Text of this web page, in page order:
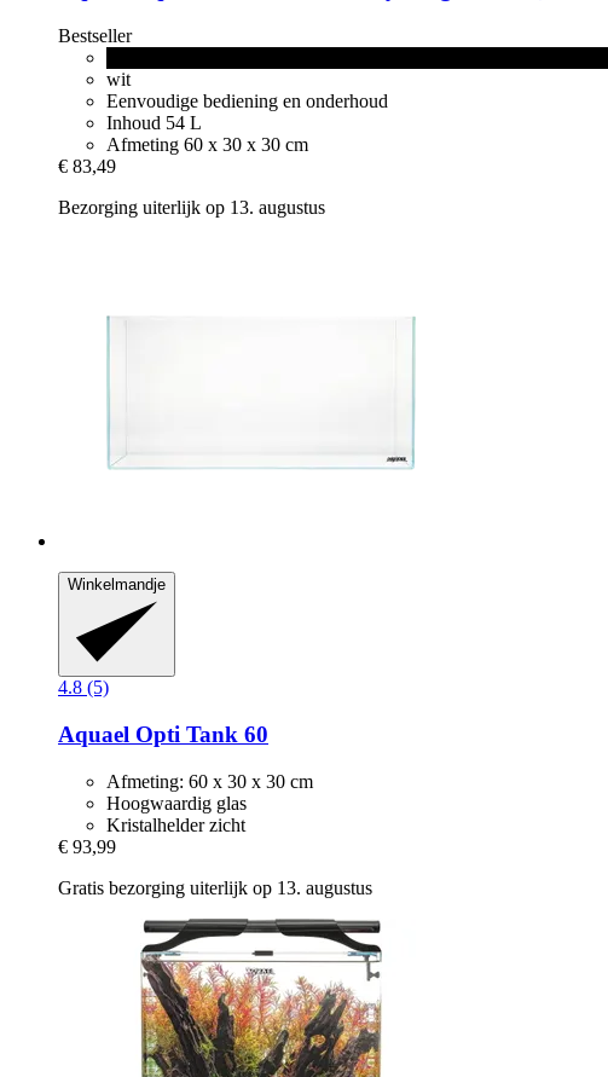
Bestseller
wit
Eenvoudige bediening en onderhoud
Inhoud 54 L
Afmeting 60 x 30 x 30 cm
€ 83,49
Bezorging uiterlijk op 13. augustus
Winkelmandje
4.8 (5)
Aquael Opti Tank 60
Afmeting: 60 x 30 x 30 cm
Hoogwaardig glas
Kristalhelder zicht
€ 93,99
Gratis bezorging uiterlijk op 13. augustus